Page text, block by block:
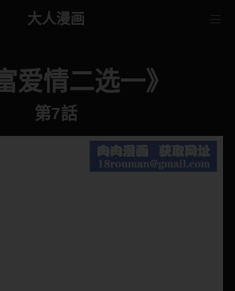
大人漫画
爱情二选一》
第7話